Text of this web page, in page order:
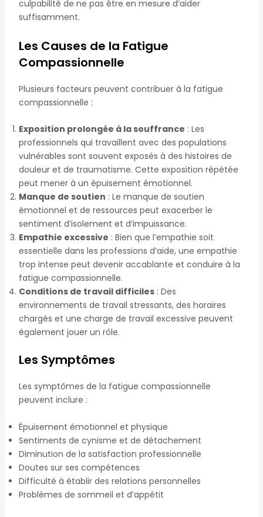
culpabilité de ne pas être en mesure d’aider
suffisamment.
Les Causes de la Fatigue
Compassionnelle
Plusieurs facteurs peuvent contribuer à la fatigue
compassionnelle :
Exposition prolongée à la souffrance : Les
professionnels qui travaillent avec des populations
vulnérables sont souvent exposés à des histoires de
douleur et de traumatisme. Cette exposition répétée
peut mener à un épuisement émotionnel.
Manque de soutien : Le manque de soutien
émotionnel et de ressources peut exacerber le
sentiment d’isolement et d’impuissance.
Empathie excessive : Bien que l’empathie soit
essentielle dans les professions d’aide, une empathie
trop intense peut devenir accablante et conduire à la
fatigue compassionnelle.
Conditions de travail difficiles: Des
environnements de travail stressants, des horaires
chargés et une charge de travail excessive peuvent
également jouer un rôle.
Les Symptômes
Les symptômes de la fatigue compassionnelle
peuvent inclure :
Épuisement émotionnel et physique
Sentiments de cynisme et de détachement
Diminution de la satisfaction professionnelle
Doutes sur ses compétences
Difficulté à établir des relations personnelles
Problèmes de sommeil et d’appétit